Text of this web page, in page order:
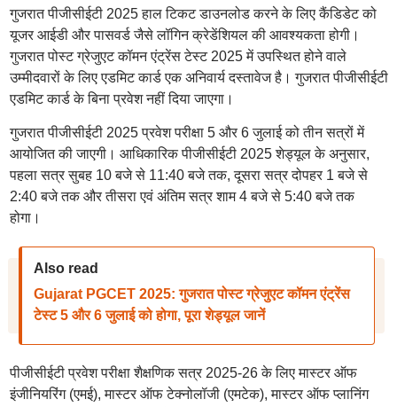
गुजरात पीजीसीईटी 2025 हाल टिकट डाउनलोड करने के लिए कैंडिडेट को
यूजर आईडी और पासवर्ड जैसे लॉगिन क्रेडेंशियल की आवश्यकता होगी।
गुजरात पोस्ट ग्रेजुएट कॉमन एंट्रेंस टेस्ट 2025 में उपस्थित होने वाले
उम्मीदवारों के लिए एडमिट कार्ड एक अनिवार्य दस्तावेज है। गुजरात पीजीसीईटी
एडमिट कार्ड के बिना प्रवेश नहीं दिया जाएगा।
गुजरात पीजीसीईटी 2025 प्रवेश परीक्षा 5 और 6 जुलाई को तीन सत्रों में
आयोजित की जाएगी। आधिकारिक पीजीसीईटी 2025 शेड्यूल के अनुसार,
पहला सत्र सुबह 10 बजे से 11:40 बजे तक, दूसरा सत्र दोपहर 1 बजे से
2:40 बजे तक और तीसरा एवं अंतिम सत्र शाम 4 बजे से 5:40 बजे तक
होगा।
Also read
Gujarat PGCET 2025: गुजरात पोस्ट ग्रेजुएट कॉमन एंट्रेंस
टेस्ट 5 और 6 जुलाई को होगा, पूरा शेड्यूल जानें
पीजीसीईटी प्रवेश परीक्षा शैक्षणिक सत्र 2025-26 के लिए मास्टर ऑफ
इंजीनियरिंग (एमई), मास्टर ऑफ टेक्नोलॉजी (एमटेक), मास्टर ऑफ प्लानिंग